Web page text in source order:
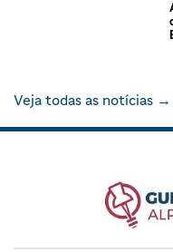
Veja todas as notícias →